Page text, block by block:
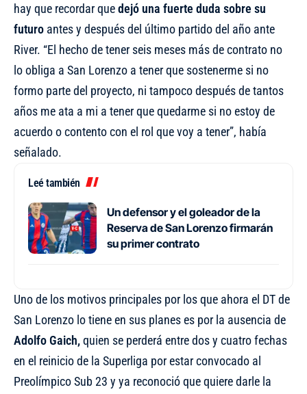
hay que recordar quedejó una fuerte duda sobre su
futuro antes y después del último partido del año ante
River. “El hecho de tener seis meses más de contrato no
lo obliga a San Lorenzo a tener que sostenerme si no
formo parte del proyecto, ni tampoco después de tantos
años me ata a mi a tener que quedarme si no estoy de
acuerdo o contento con el rol que voy a tener”, había
señalado.
Leé también
Un defensor y el goleador de la
Reserva de San Lorenzo firmarán
su primer contrato
Uno de los motivos principales por los que ahora el DT de
San Lorenzo lo tiene en sus planes es por la ausencia de
Adolfo Gaich,quien se perderá entre dos y cuatro fechas
en el reinicio de la Superliga por estar convocado al
Preolímpico Sub 23 y ya reconoció que quiere darle la